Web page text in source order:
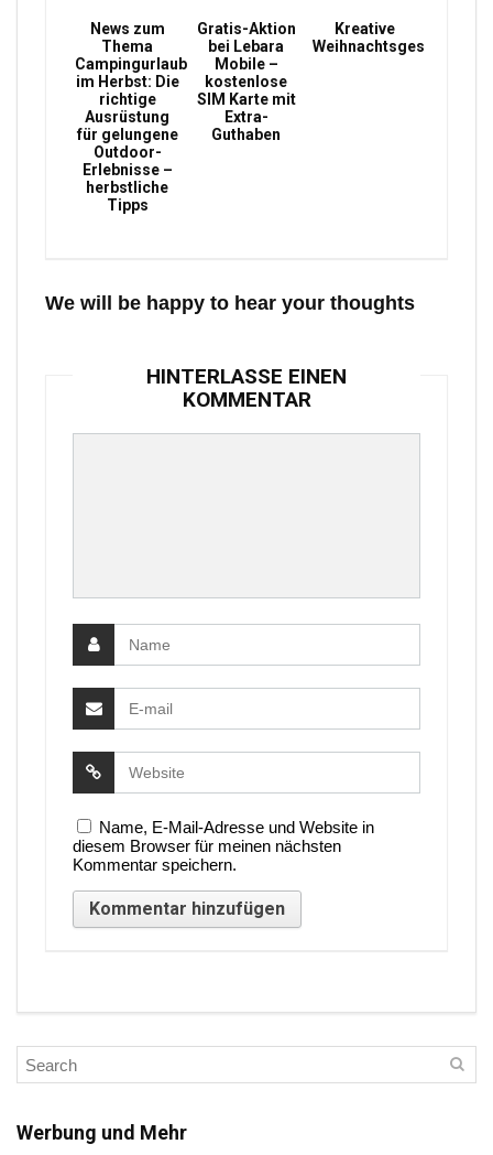
News zum
Thema
Campingurlaub
im Herbst: Die
richtige
Ausrüstung
für gelungene
Outdoor-
Erlebnisse –
herbstliche
Tipps
Gratis-Aktion
bei Lebara
Mobile –
kostenlose
SIM Karte mit
Extra-
Guthaben
Kreative
Weihnachtsgeschenke
We will be happy to hear your thoughts
HINTERLASSE EINEN
KOMMENTAR
Name, E-Mail-Adresse und Website in
diesem Browser für meinen nächsten
Kommentar speichern.
Werbung und Mehr